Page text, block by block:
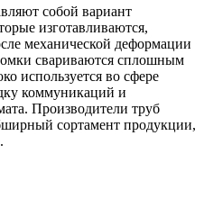
собой вариант
изготавливаются,
механической деформации
свариваются сплошным
используется во сфере
коммуникаций и
Производители труб
сортамент продукции,